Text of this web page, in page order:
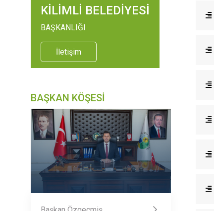
KİLİMLİ BELEDİYESİ
BAŞKANLIĞI
İletişim
BAŞKAN KÖŞESİ